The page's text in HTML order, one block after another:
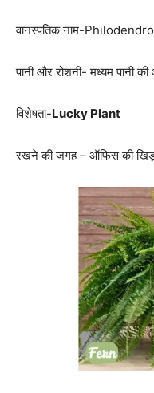
वानस्पतिक नाम-
पानी और रोशनी- मध्यम पानी
विशेषता-Lucky Plant
रखने की जगह – ऑफिस की